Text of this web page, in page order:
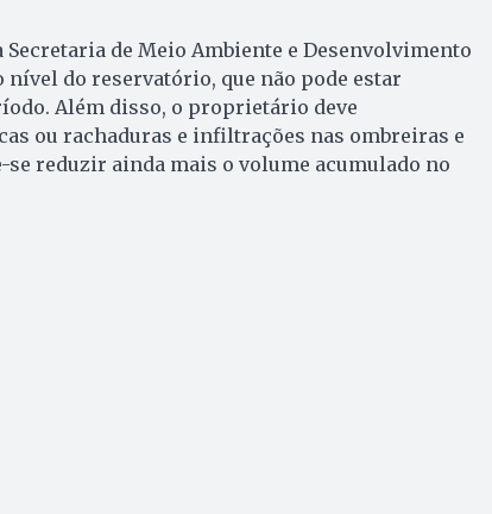
Secretaria de Meio Ambiente e Desenvolvimento
nível do reservatório, que não pode estar
Além disso, o proprietário deve
ou rachaduras e infiltrações nas ombreiras e
se reduzir ainda mais o volume acumulado no